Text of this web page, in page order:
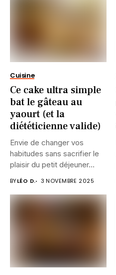
Cuisine
Ce cake ultra simple
bat le gâteau au
yaourt (et la
diététicienne valide)
Envie de changer vos
habitudes sans sacrifier le
plaisir du petit déjeuner...
BYLÉO D. 3 NOVEMBRE 2025